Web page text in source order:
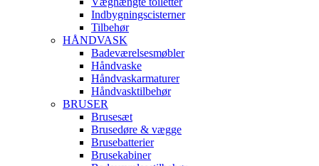
Indbygningscisterner
Tilbehør
HÅNDVASK
Badeværelsesmøbler
Håndvaske
Håndvaskarmaturer
Håndvasktilbehør
BRUSER
Brusesæt
Brusedøre & vægge
Brusebatterier
Brusekabiner